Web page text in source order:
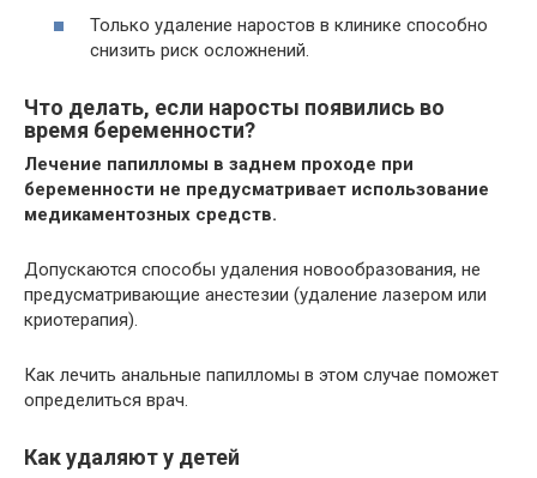
Только удаление наростов в клинике способно
снизить риск осложнений.
Что делать, если наросты появились во
время беременности?
Лечение папилломы в заднем проходе при
беременности не предусматривает использование
медикаментозных средств.
Допускаются способы удаления новообразования, не
предусматривающие анестезии (удаление лазером или
криотерапия).
Как лечить анальные папилломы в этом случае поможет
определиться врач.
Как удаляют у детей